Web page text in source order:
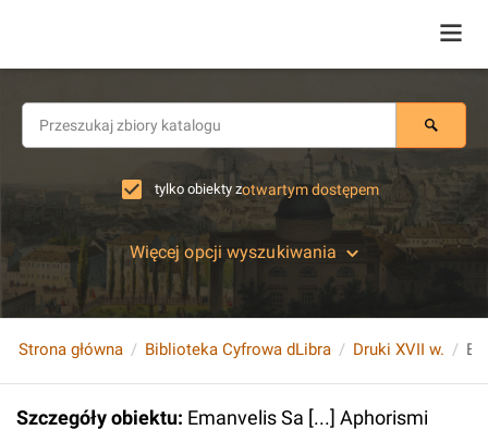
tylko obiekty zotwartym dostępem
Więcej opcji wyszukiwania
Strona główna Biblioteka Cyfrowa dLibra Druki XVII w.
Szczegóły obiektu: Emanvelis Sa [...] Aphorismi